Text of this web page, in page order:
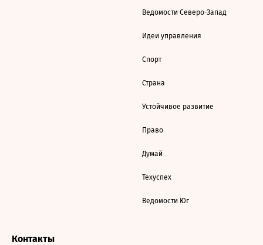
Ведомости Северо-Запад
Идеи управления
Спорт
Страна
Устойчивое развитие
Право
Думай
Техуспех
Ведомости Юг
Контакты